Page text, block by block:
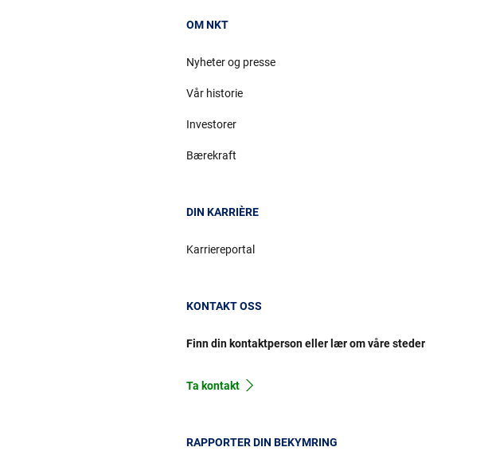
OM NKT
Nyheter og presse
Vår historie
Investorer
Bærekraft
DIN KARRIÈRE
Karriereportal
KONTAKT OSS
Finn din kontaktperson eller lær om våre steder
Ta kontakt
RAPPORTER DIN BEKYMRING